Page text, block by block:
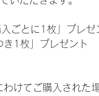
ごとに1枚」プレゼ
1枚」プレゼント
けてご購入された